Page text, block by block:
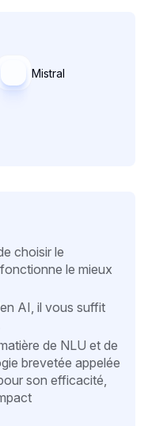
Mistral
choisir le
le mieux
AI, il vous suffit
de NLU et de
brevetée appelée
son efficacité,